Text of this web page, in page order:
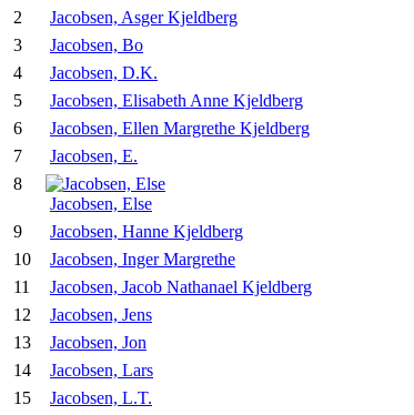
2
Jacobsen, Asger Kjeldberg
3
Jacobsen, Bo
4
Jacobsen, D.K.
5
Jacobsen, Elisabeth Anne Kjeldberg
6
Jacobsen, Ellen Margrethe Kjeldberg
7
Jacobsen, E.
8
Jacobsen, Else
9 Jacobsen, Hanne Kjeldberg
10
Jacobsen, Inger Margrethe
11
Jacobsen, Jacob Nathanael Kjeldberg
12
Jacobsen, Jens
13
Jacobsen, Jon
14
Jacobsen, Lars
15
Jacobsen, L.T.